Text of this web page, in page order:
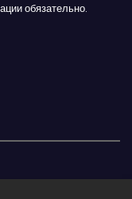
обязательно.